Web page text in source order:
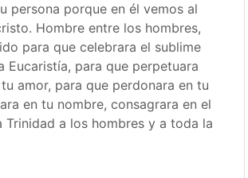
persona porque en él vemos al
Hombre entre los hombres,
para que celebrara el sublime
Eucaristía, para que perpetuara
amor, para que perdonara en tu
en tu nombre, consagrara en el
Trinidad a los hombres y a toda la